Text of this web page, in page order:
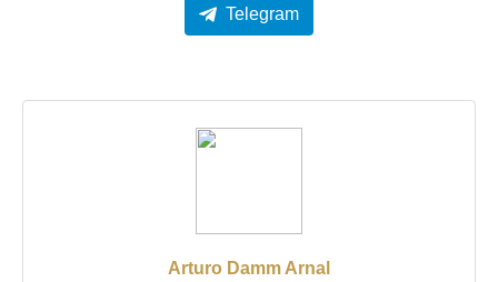
Telegram
Arturo Damm Arnal